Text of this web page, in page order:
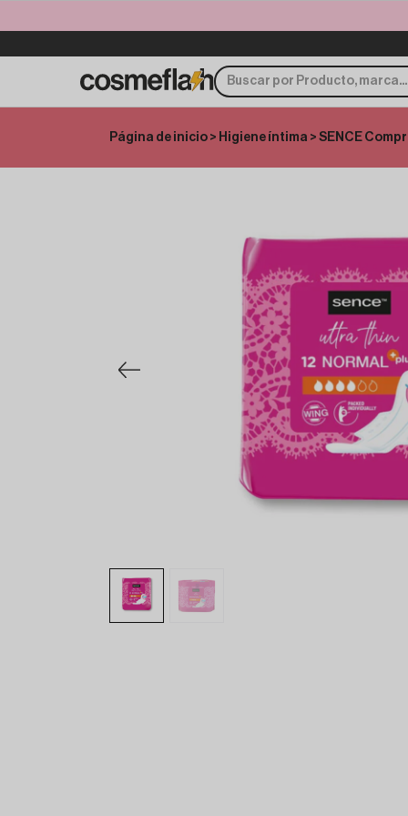
Página de inicio > Higiene íntima > SENCE